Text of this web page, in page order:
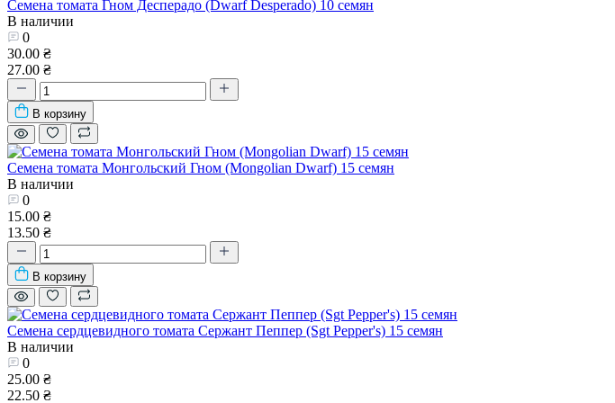
Семена томата Гном Десперадо (Dwarf Desperado) 10 семян
В наличии
0
30.00 ₴
27.00 ₴
В корзину
Семена томата Монгольский Гном (Mongolian Dwarf) 15 семян
В наличии
0
15.00 ₴
13.50 ₴
В корзину
Семена сердцевидного томата Сержант Пеппер (Sgt Pepper's) 15 семян
В наличии
0
25.00 ₴
22.50 ₴